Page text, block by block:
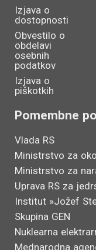
Izjava o
dostopnosti
Obvestilo o
obdelavi
osebnih
podatkov
Izjava o
piškotkih
Pomembne
Vlada RS
Ministrstvo za
Ministrstvo za
Uprava RS za
Institut »Jožef
Skupina GEN
Nuklearna
Mednarodna